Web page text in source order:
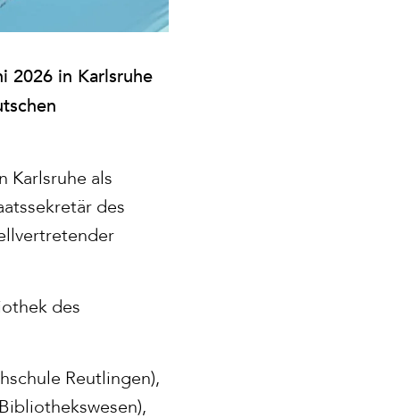
2026 in Karlsruhe
Karlsruhe als
des
des
Reutlingen),